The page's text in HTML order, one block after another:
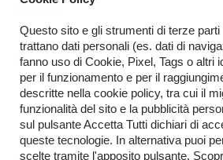
Azienda
Contatti
Questo sito e gli strumenti di terze
trattano dati personali (es. dati di
fanno uso di Cookie, Pixel, Tags o altri
per il funzionamento e per il
descritte nella cookie policy, tra cui il
funzionalità del sito e la pubblicità
sul pulsante Accetta Tutti dichiari di
queste tecnologie. In alternativa puoi
scelte tramite l'apposito pulsante.